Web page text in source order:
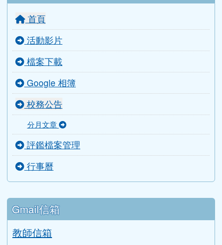
首頁
活動影片
檔案下載
Google 相簿
校務公告
分月文章
評鑑檔案管理
行事曆
Gmail信箱
教師信箱